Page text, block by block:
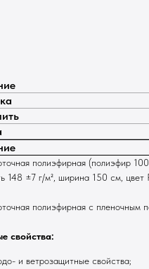
полиэфирная (полиэфир
148 ±7 г/м², ширина 150 см,
полиэфирная с пленочным
свойства:
и ветрозащитные свойства;